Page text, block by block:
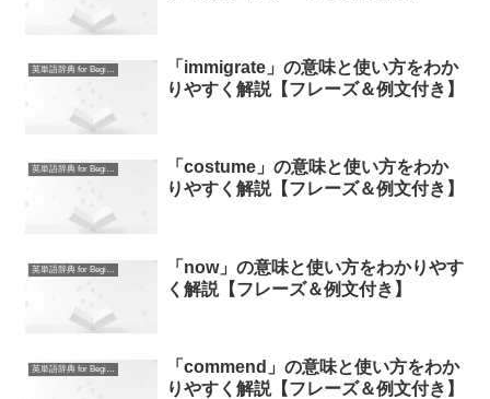
英単語辞典 for Beginners
「immigrate」の意味と使い方をわか
りやすく解説【フレーズ＆例文付き】
英単語辞典 for Beginners
「costume」の意味と使い方をわか
りやすく解説【フレーズ＆例文付き】
英単語辞典 for Beginners
「now」の意味と使い方をわかりやす
く解説【フレーズ＆例文付き】
英単語辞典 for Beginners
「commend」の意味と使い方をわか
りやすく解説【フレーズ＆例文付き】